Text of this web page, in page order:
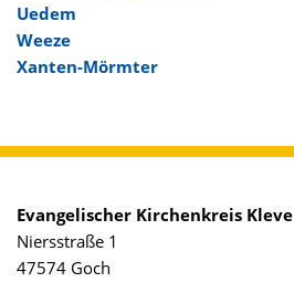
Uedem
Weeze
Xanten-Mörmter
Evangelischer Kirchenkreis Kleve
Niersstraße 1
47574 Goch